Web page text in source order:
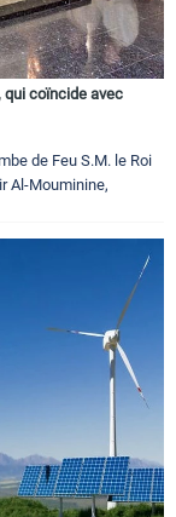
qui coïncide avec
de Feu S.M. le Roi
Al-Mouminine,